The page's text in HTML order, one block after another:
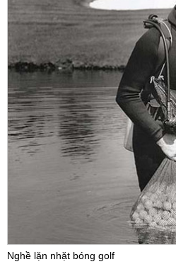
Nghề lặn nhặt bóng golf